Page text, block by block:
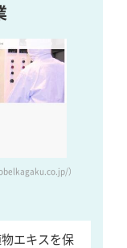
）
エキスを保